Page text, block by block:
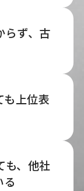
らず、古
も上位表
も、他社
る